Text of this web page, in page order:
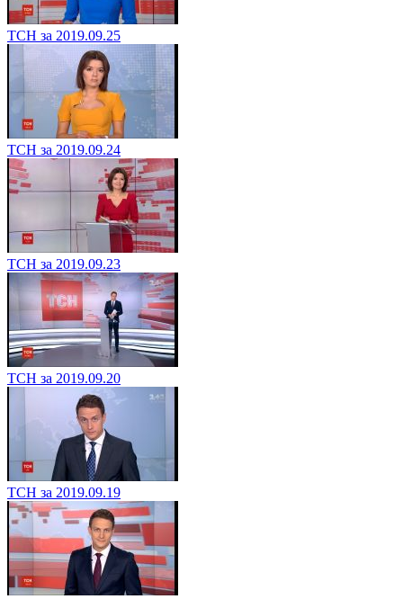
ТСН за 2019.09.25
ТСН за 2019.09.24
ТСН за 2019.09.23
ТСН за 2019.09.20
ТСН за 2019.09.19